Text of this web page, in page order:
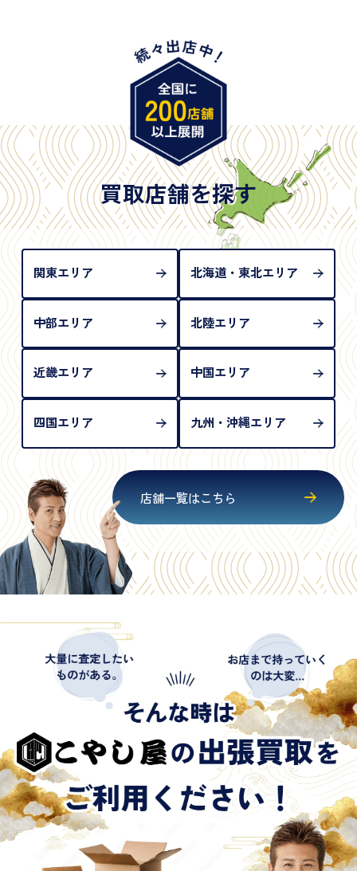
・旧パスポート
※原則として「公的機関が発行し、氏名、住所、生
年月日が記載されているもの
※日本国政府発行のもの
※2020年2月4日以降に申請された新型パスポートに
は「所持人記入欄（住所記載欄）」が存在しないた
め、単体では古物営業法上の本人確認書類として認
められない（住所確認ができないため）。補助書類
が必要となります
買取店舗を探す
関東エリア 北海道・東北エリア
中部エリア 北陸エリア
近畿エリア 中国エリア
四国エリア 九州・沖縄エリア
店舗一覧はこちら